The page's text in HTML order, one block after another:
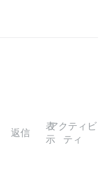
返信
表
示
アクティビ
ティ